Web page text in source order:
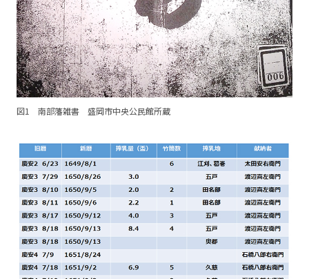
図1 南部藩雑書 盛岡市中央公民館所蔵